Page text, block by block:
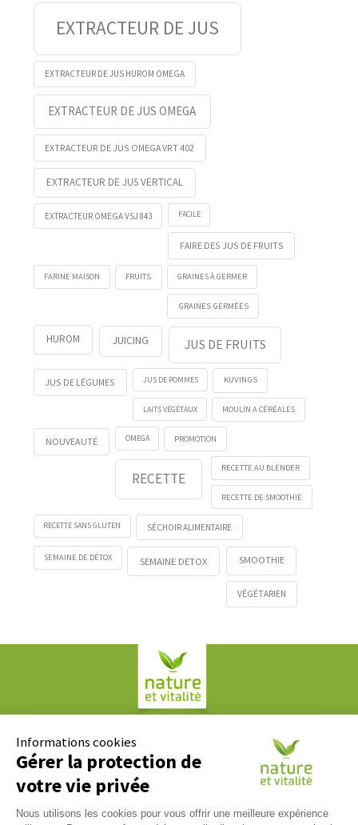
EXTRACTEUR DE JUS
EXTRACTEUR DE JUS HUROM OMEGA
EXTRACTEUR DE JUS OMEGA
EXTRACTEUR DE JUS OMEGA VRT 402
EXTRACTEUR DE JUS VERTICAL
EXTRACTEUR OMEGA VSJ 843 FACILE
FAIRE DES JUS DE FRUITS
FARINE MAISON FRUITS GRAINES À GERMER
GRAINES GERMÉES
HUROM JUICING JUS DE FRUITS
JUS DE LÉGUMES JUS DE POMMES KUVINGS
LAITS VÉGÉTAUX MOULIN A CÉRÉALES
NOUVEAUTÉ OMEGA PROMOTION
RECETTE
RECETTE AU BLENDER
RECETTE DE SMOOTHIE
RECETTE SANS GLUTEN SÉCHOIR ALIMENTAIRE
SEMAINE DE DÉTOX SEMAINE DETOX SMOOTHIE
VÉGÉTARIEN
61, rue Paul Duvivier
69007 LYON
Informations cookies
Gérer la protection de
votre vie privée
Nous utilisons les cookies pour vous offrir une meilleure expérience